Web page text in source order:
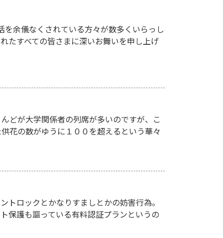
余儀なくされている方々が数多くいらっし
たすべての皆さまに深いお舞いを申し上げ
どが大学関係者の列席が多いのですが、こ
花の数がゆうに１００を超えるという華々
トロックとかなりすましとかの妨害行為。
保護も謳っている有料認証プランというの